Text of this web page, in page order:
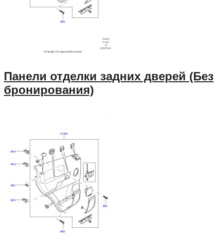
Панели отделки задних дверей (Без
бронирования)